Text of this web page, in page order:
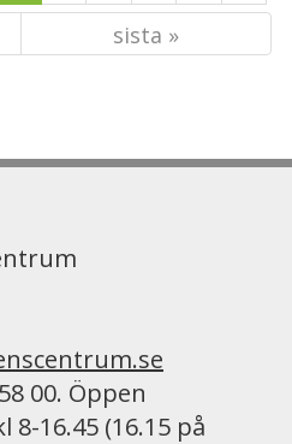
sista »
00. Öppen
16.45 (16.15 på